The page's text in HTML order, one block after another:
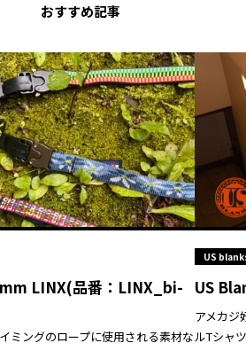
おすすめ記事
LINX(品番：LINX_bi-
ミングのロープに使用される素材な
US
US
アメカジ
ルTシャ